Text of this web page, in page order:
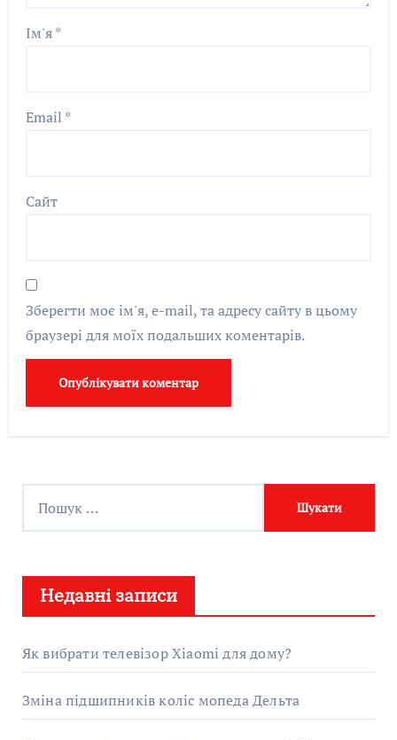
Ім'я*
Email *
Сайт
Зберегти моє ім'я, e-mail, та адресу сайту в цьому
браузері для моїх подальших коментарів.
:
Недавні записи
Як вибрати телевізор Xiaomi для дому?
Зміна підшипників коліс мопеда Дельта